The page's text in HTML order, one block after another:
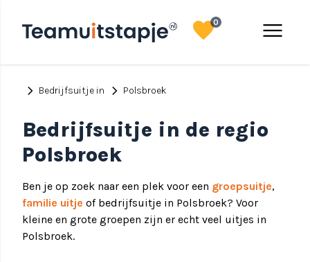
menu
favorite0
chevron_right Bedrijfsuitje in chevron_right Polsbroek
Bedrijfsuitje in de regio
Polsbroek
Ben je op zoek naar een plek voor een groepsuitje,
familie uitje of bedrijfsuitje in Polsbroek? Voor
kleine en grote groepen zijn er echt veel uitjes in
Polsbroek.